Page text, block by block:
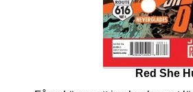
Red She